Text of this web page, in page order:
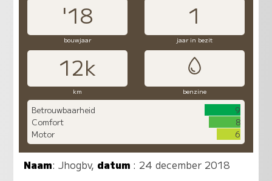
'18 1
bouwjaar jaar in bezit
12k
km benzine
Betrouwbaarheid
9
Comfort
8
Motor
6
Naam:Jhogbv, datum : 24 december 2018